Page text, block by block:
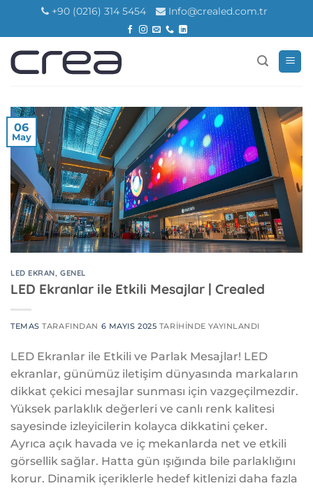
+90 (0216) 314 5454 Info@crealed.com.tr
06
May
LED EKRAN,GENEL
LED Ekranlar ile Etkili Mesajlar | Crealed
TEMAS TARAFINDAN 6 MAYIS 2025 TARIHINDE YAYINLANDI
LED Ekranlar ile Etkili ve Parlak Mesajlar! LED
ekranlar, günümüz iletişim dünyasında markaların
dikkat çekici mesajlar sunması için vazgeçilmezdir.
Yüksek parlaklık değerleri ve canlı renk kalitesi
sayesinde izleyicilerin kolayca dikkatini çeker.
Ayrıca açık havada ve iç mekanlarda net ve etkili
görsellik sağlar. Hatta gün ışığında bile parlaklığını
korur. Dinamik içeriklerle hedef kitlenizi daha fazla